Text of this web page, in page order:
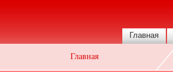
Главная
Главная